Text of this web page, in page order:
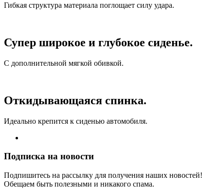
Гибкая структура материала поглощает силу удара.
Супер широкое и глубокое сиденье.
С дополнительной мягкой обивкой.
Откидывающаяся спинка.
Идеально крепится к сиденью автомобиля.
Подписка на новости
Подпишитесь на рассылку для получения наших новостей!
Обещаем быть полезными и никакого спама.